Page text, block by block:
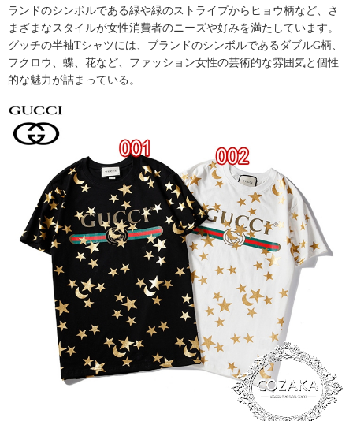
プル風
ランドのシンボルである緑や緑のストライプからヒョウ柄など、さ
まざまなスタイルが女性消費者のニーズや好みを満たしています。
グッチの半袖Tシャツには、ブランドのシンボルであるダブルG柄、
フクロウ、蝶、花など、ファッション女性の芸術的な雰囲気と個性
的な魅力が詰まっている。